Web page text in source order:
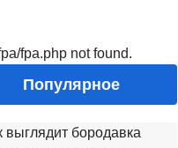
fpa.php not found.
Популярное